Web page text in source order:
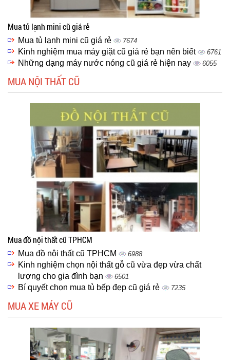
Mua tủ lạnh mini cũ giá rẻ
Mua tủ lạnh mini cũ giá rẻ 7674
Kinh nghiệm mua máy giặt cũ giá rẻ bạn nên biết 6761
Những dạng máy nước nóng cũ giá rẻ hiện nay 6055
MUA NỘI THẤT CŨ
Mua đồ nội thất cũ TPHCM
Mua đồ nội thất cũ TPHCM 6988
Kinh nghiệm chọn nội thất gỗ cũ vừa đẹp vừa chất
lượng cho gia đình bạn
6501
Bí quyết chọn mua tủ bếp đẹp cũ giá rẻ 7235
MUA XE MÁY CŨ